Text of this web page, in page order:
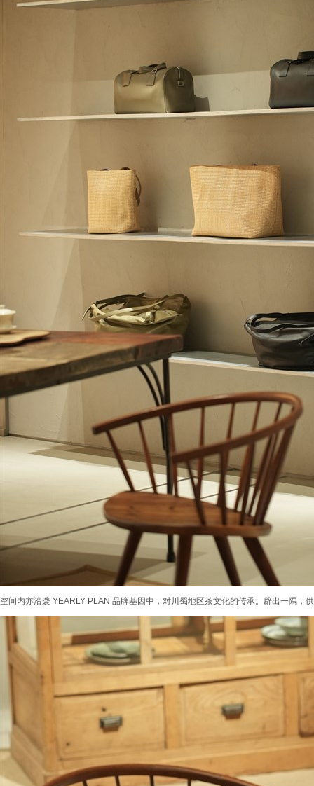
空间内亦沿袭 YEARLY PLAN 品牌基因中，对川蜀地区茶文化的传承。辟出一隅，